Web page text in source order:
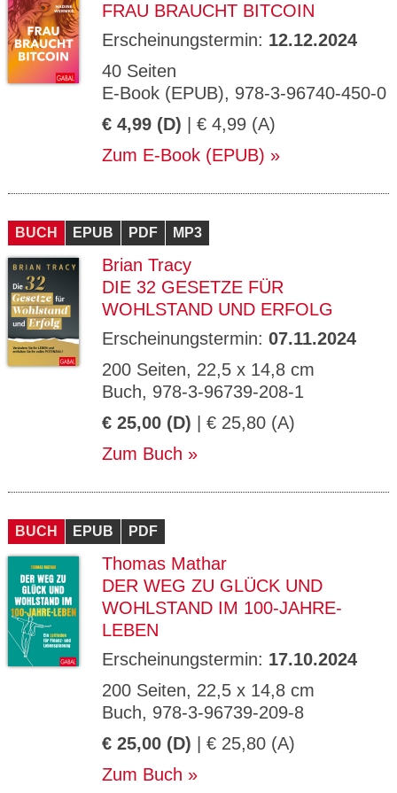
FRAU BRAUCHT BITCOIN
Erscheinungstermin: 12.12.2024
40 Seiten
E-Book (EPUB), 978-3-96740-450-0
€ 4,99 (D) | € 4,99 (A)
Zum E-Book (EPUB)
BUCH EPUB PDF MP3
Brian Tracy
DIE 32 GESETZE FÜR
WOHLSTAND UND ERFOLG
Erscheinungstermin: 07.11.2024
200 Seiten, 22,5 x 14,8 cm
Buch, 978-3-96739-208-1
€ 25,00 (D) | € 25,80 (A)
Zum Buch
BUCH EPUB PDF
Thomas Mathar
DER WEG ZU GLÜCK UND
WOHLSTAND IM 100-JAHRE-
LEBEN
Erscheinungstermin: 17.10.2024
200 Seiten, 22,5 x 14,8 cm
Buch, 978-3-96739-209-8
€ 25,00 (D) | € 25,80 (A)
Zum Buch